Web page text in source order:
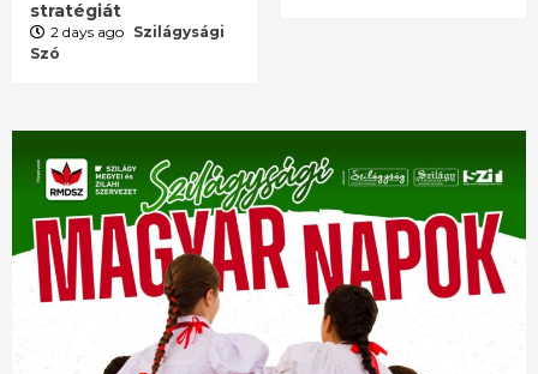
stratégiát
2 days ago Szilágysági
Szó